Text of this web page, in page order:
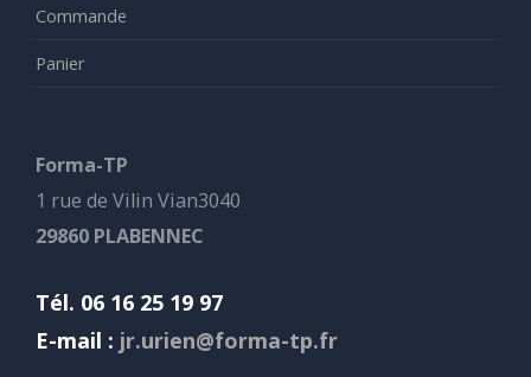
Commande
Panier
Forma-TP
1 rue de Vilin Vian3040
29860 PLABENNEC
Tél. 06 16 25 19 97
E-mail : jr.urien@forma-tp.fr